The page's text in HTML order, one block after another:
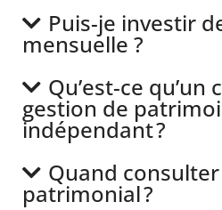
Puis-je investir
mensuelle ?
Qu’est-ce qu’un
gestion de
indépendant ?
Quand
patrimonial ?